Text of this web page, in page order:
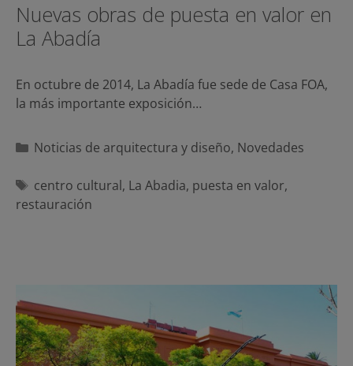
Nuevas obras de puesta en valor en
La Abadía
En octubre de 2014, La Abadía fue sede de Casa FOA,
la más importante ex­posición…
Categorías
Noticias de arquitectura y diseño, Novedades
Etiquetas
centro cultural, La Abadia, puesta en valor,
restauración